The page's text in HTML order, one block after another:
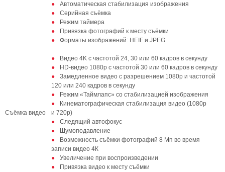
Автоматическая стабилизация изображения
Серийная съёмка
Режим таймера
Привязка фотографий к месту съёмки
Форматы изображений: HEIF и JPEG
Съёмка видео
Видео 4K с частотой 24, 30 или 60 кадров в секунду
HD‑видео 1080p с частотой 30 или 60 кадров в секунду
Замедленное видео с разрешением 1080р и частотой
120 или 240 кадров в секунду
Режим «Таймлапс» со стабилизацией изображения
Кинематографическая стабилизация видео (1080p
и 720p)
Следящий автофокус
Шумоподавление
Возможность съёмки фотографий 8 Мп во время
записи видео 4К
Увеличение при воспроизведении
Привязка видео к месту съёмки